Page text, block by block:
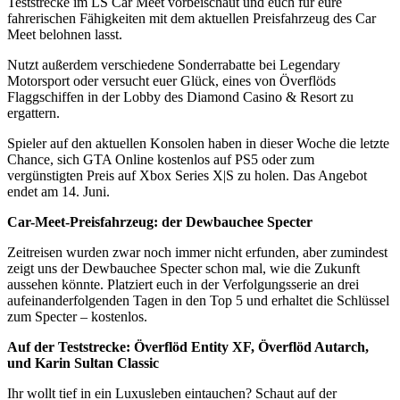
fahrerischen Fähigkeiten mit dem aktuellen Preisfahrzeug des Car
Meet belohnen lasst.
Nutzt außerdem verschiedene Sonderrabatte bei Legendary
Motorsport oder versucht euer Glück, eines von Överflöds
Flaggschiffen in der Lobby des Diamond Casino & Resort zu
ergattern.
Spieler auf den aktuellen Konsolen haben in dieser Woche die letzte
Chance, sich GTA Online kostenlos auf PS5 oder zum
vergünstigten Preis auf Xbox Series X|S zu holen. Das Angebot
endet am 14. Juni.
Car-Meet-Preisfahrzeug: der Dewbauchee Specter
Zeitreisen wurden zwar noch immer nicht erfunden, aber zumindest
zeigt uns der Dewbauchee Specter schon mal, wie die Zukunft
aussehen könnte. Platziert euch in der Verfolgungsserie an drei
aufeinanderfolgenden Tagen in den Top 5 und erhaltet die Schlüssel
zum Specter – kostenlos.
Auf der Teststrecke: Överflöd Entity XF, Överflöd Autarch,
und Karin Sultan Classic
Ihr wollt tief in ein Luxusleben eintauchen? Schaut auf der